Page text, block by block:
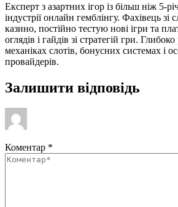
Експерт з азартних ігор із більш ніж 5-
індустрії онлайн гемблінгу. Фахівець зі
казино, постійно тестую нові ігри та
оглядів і гайдів зі стратегій гри.
механіках слотів, бонусних системах і
провайдерів.
Залишити відповідь
Коментар *